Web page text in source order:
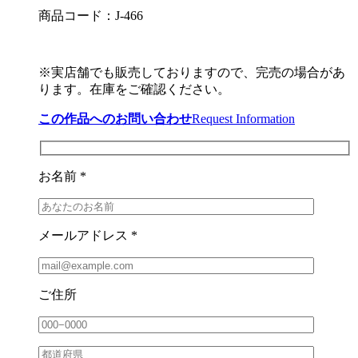
商品コード：J-466
※実店舗でも販売しておりますので、完売の場合があ
ります。在庫をご確認ください。
この作品へのお問い合わせRequest Information
お名前 *
メールアドレス *
ご住所